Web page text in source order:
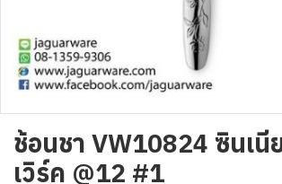
ช้อนชา VW10824 ซินเนี
เวิร์ค @12 #1